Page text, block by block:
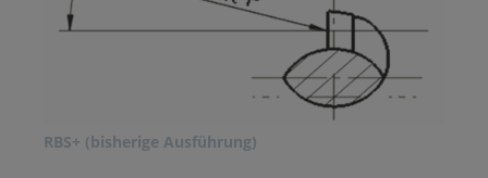
RBS+ (bisherige Ausführung)